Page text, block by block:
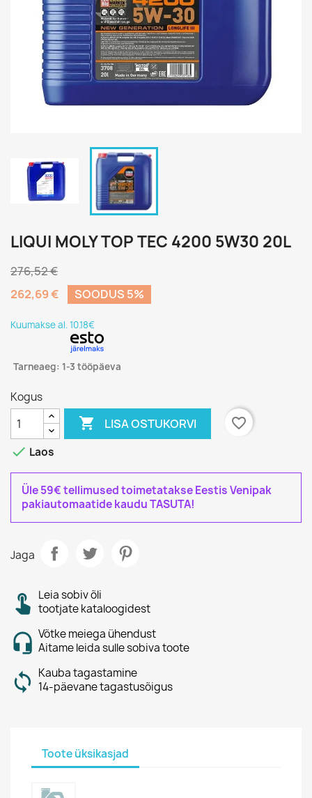
LIQUI MOLY TOP TEC 4200 5W30 20L
276,52 €
262,69 €
SOODUS 5%
Kuumakse al. 10.18€
Tarneaeg: 1-3 tööpäeva
Kogus
 LISA OSTUKORVI
favorite_border
 Laos
Üle 59€ tellimused toimetatakse Eestis Venipak
pakiautomaatide kaudu TASUTA!
Jaga
Leia sobiv õli
tootjate kataloogidest
Võtke meiega ühendust
Aitame leida sulle sobiva toote
Kauba tagastamine
14-päevane tagastusõigus
Toote üksikasjad